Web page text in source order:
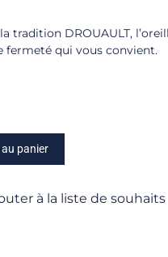
tradition DROUAULT,
fermeté qui vous convient.
panier
à la liste de souhaits